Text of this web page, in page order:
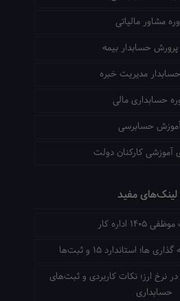
مشاور مالیاتی
پرورش حسابدار بیمه
مدیریت خبره
حسابداری مالی
حسابرسی
آموزشی کارکنان دولت
لینک‌های مفید
اداره کار
ها؛ استاندارد ۱۵ و ثبت‌ها
در نرخ ارز؛ نکات کاربردی و ثبت‌های
حسابداری